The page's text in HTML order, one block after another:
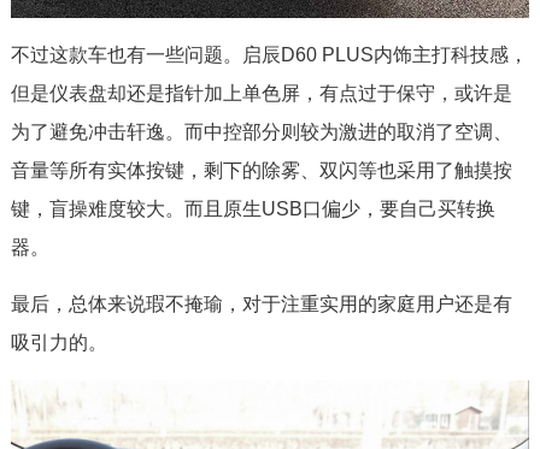
不过这款车也有一些问题。启辰D60 PLUS内饰主打科技感，
但是仪表盘却还是指针加上单色屏，有点过于保守，或许是
为了避免冲击轩逸。而中控部分则较为激进的取消了空调、
音量等所有实体按键，剩下的除雾、双闪等也采用了触摸按
键，盲操难度较大。而且原生USB口偏少，要自己买转换
器。
最后，总体来说瑕不掩瑜，对于注重实用的家庭用户还是有
吸引力的。